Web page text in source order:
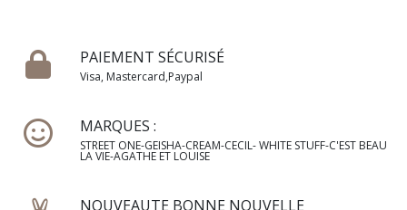
PAIEMENT SÉCURISÉ
Visa, Mastercard,Paypal
MARQUES :
STREET ONE-GEISHA-CREAM-CECIL- WHITE STUFF-C'EST BEAU
LA VIE-AGATHE ET LOUISE
NOUVEAUTE BONNE NOUVELLE